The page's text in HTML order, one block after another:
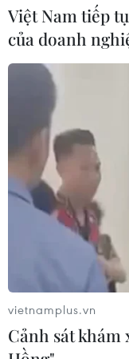
lớn
04/08/2026 09:30
Truy tố 2 cựu
y tâm thần
can
04/08/2026 09:23
CƠ QUAN CHỦ QUẢN:
Việt Nam tiếp
của doanh
vietnamplus.vn
Cảnh sát khám